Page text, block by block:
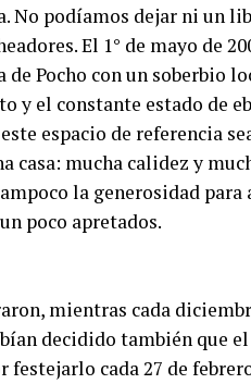
No podíamos dejar ni un
El 1° de mayo de
Pocho con un soberbio
y el constante estado de
espacio de referencia
casa: mucha calidez y
la generosidad
poco apretados.
mientras cada
decidido también que
cada 27 de